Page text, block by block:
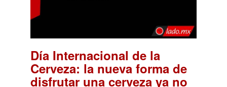
Día Internacional de la
Cerveza: la nueva forma de
disfrutar una cerveza ya no